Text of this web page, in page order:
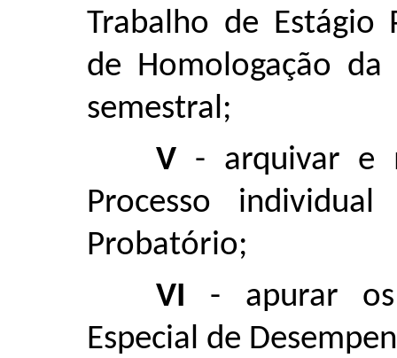
Trabalho de
de Homologação da
semestral;
V - arquivar e
Processo
Probatório;
VI - apurar os
Especial de